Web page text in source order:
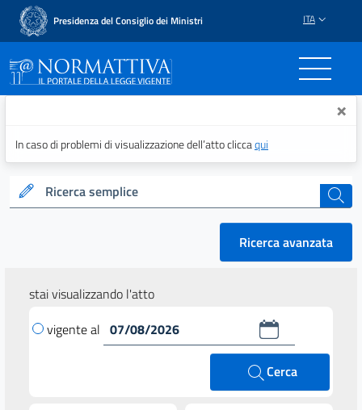
Presidenza del Consiglio dei Ministri ITA
Normattiva - Il portale ×
In caso di problemi di visualizzazione dell’atto cliccaqui
Ricerca semplice cerca
Ricerca avanzata
stai visualizzando l'atto
vigente al
Cerca